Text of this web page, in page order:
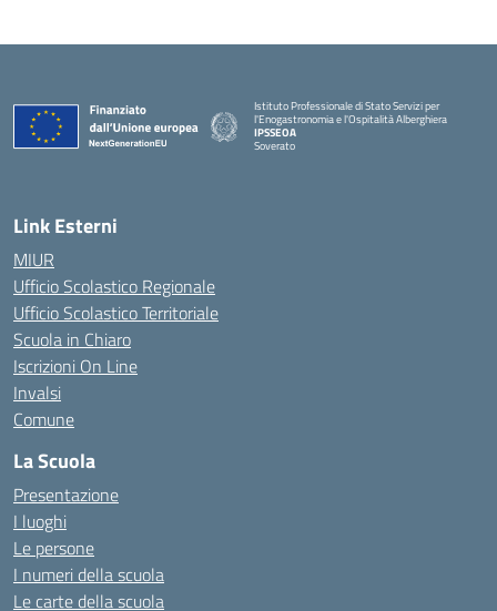
Istituto Professionale di Stato Servizi per
l'Enogastronomia e l'Ospitalità Alberghiera
IPSSEOA
Soverato
Link Esterni
MIUR
Ufficio Scolastico Regionale
Ufficio Scolastico Territoriale
Scuola in Chiaro
Iscrizioni On Line
Invalsi
Comune
La Scuola
Presentazione
I luoghi
Le persone
I numeri della scuola
Le carte della scuola